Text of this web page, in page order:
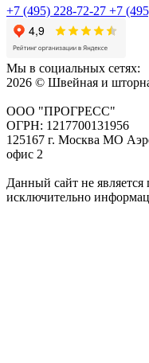
+7 (495) 228-72-27 +7
Мы в социальных сетях:
2026 © Швейная и
ООО "ПРОГРЕСС"
ОГРН: 1217700131956
125167 г. Москва МО
офис 2
Данный сайт не
исключительно